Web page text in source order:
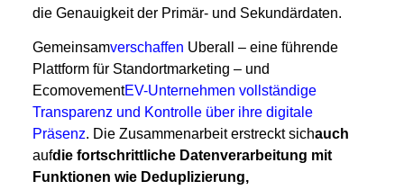
die Genauigkeit der Primär- und Sekundärdaten.
Gemeinsamverschaffen Uberall – eine führende
Plattform für Standortmarketing – und
EcomovementEV-Unternehmen vollständige
Transparenz und Kontrolle über ihre digitale
Präsenz. Die Zusammenarbeit erstreckt sichauch
aufdie fortschrittliche Datenverarbeitung mit
Funktionen wie Deduplizierung,